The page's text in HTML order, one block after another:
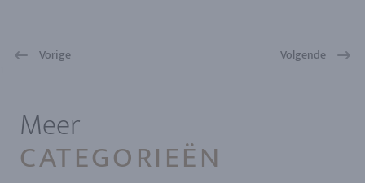
Vorige Volgende
Meer
CATEGORIEËN